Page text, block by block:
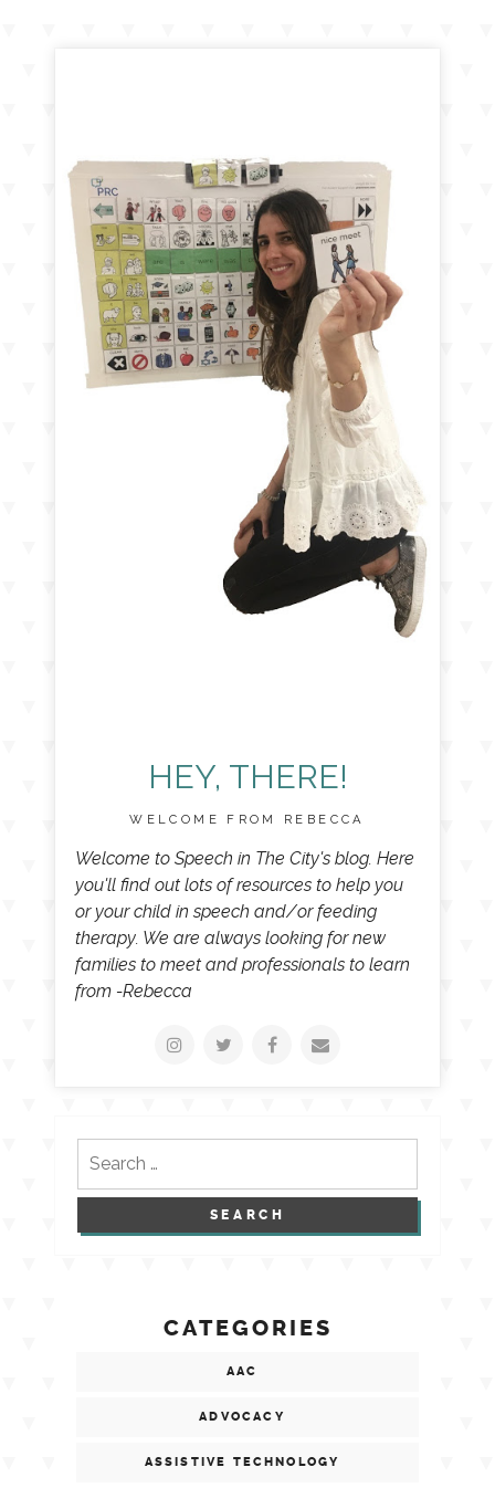
HEY, THERE!
WELCOME FROM REBECCA
Welcome to Speech in The City's blog. Here
you'll find out lots of resources to help you
or your child in speech and/or feeding
therapy. We are always looking for new
families to meet and professionals to learn
from -Rebecca
for:
CATEGORIES
AAC
ADVOCACY
ASSISTIVE TECHNOLOGY